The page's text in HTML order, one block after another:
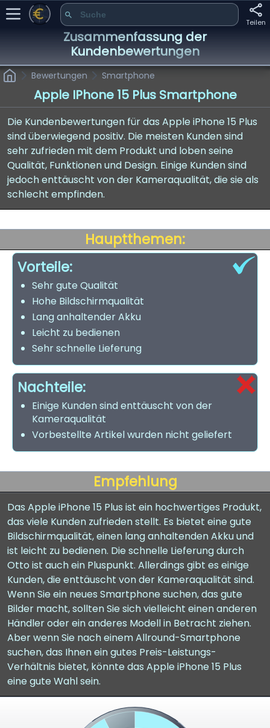
Teilen
Zusammenfassung der
Kundenbewertungen
Bewertungen Smartphone
Apple IPhone 15 Plus Smartphone
Die Kundenbewertungen für das Apple iPhone 15 Plus
sind überwiegend positiv. Die meisten Kunden sind
sehr zufrieden mit dem Produkt und loben seine
Qualität, Funktionen und Design. Einige Kunden sind
jedoch enttäuscht von der Kameraqualität, die sie als
schlecht empfinden.
Hauptthemen:
Vorteile:
Sehr gute Qualität
Hohe Bildschirmqualität
Lang anhaltender Akku
Leicht zu bedienen
Sehr schnelle Lieferung
Nachteile:
Einige Kunden sind enttäuscht von der
Kameraqualität
Vorbestellte Artikel wurden nicht geliefert
Empfehlung
Das Apple iPhone 15 Plus ist ein hochwertiges Produkt,
das viele Kunden zufrieden stellt. Es bietet eine gute
Bildschirmqualität, einen lang anhaltenden Akku und
ist leicht zu bedienen. Die schnelle Lieferung durch
Otto ist auch ein Pluspunkt. Allerdings gibt es einige
Kunden, die enttäuscht von der Kameraqualität sind.
Wenn Sie ein neues Smartphone suchen, das gute
Bilder macht, sollten Sie sich vielleicht einen anderen
Händler oder ein anderes Modell in Betracht ziehen.
Aber wenn Sie nach einem Allround-Smartphone
suchen, das Ihnen ein gutes Preis-Leistungs-
Verhältnis bietet, könnte das Apple iPhone 15 Plus
eine gute Wahl sein.